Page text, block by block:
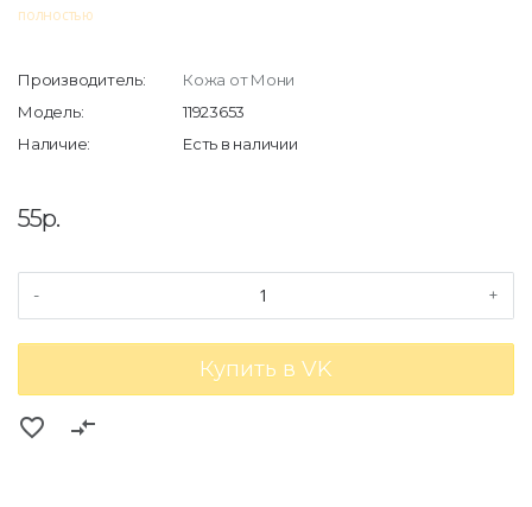
полностью
Производитель:
Кожа от Мони
Модель:
11923653
Наличие:
Есть в наличии
55р.
- +
Купить в VK
favorite_border compare_arrows